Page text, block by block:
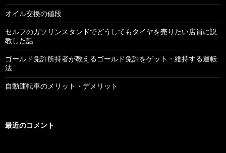
オイル交換の値段
セルフのガソリンスタンドでどうしてもタイヤを売りたい店員に説
教した話
ゴールド免許所持者が教えるゴールド免許をゲット・維持する運転
法
自動運転車のメリット・デメリット
最近のコメント